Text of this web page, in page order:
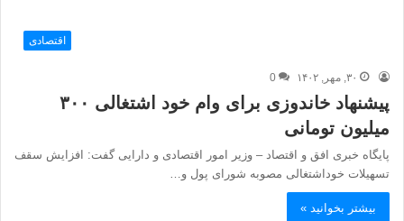
اقتصادی
۳۰, مهر, ۱۴۰۲ 0
پیشنهاد خاندوزی برای وام خود اشتغالی ۳۰۰
میلیون تومانی
پایگاه خبری افق و اقتصاد – وزیر امور اقتصادی و دارایی گفت: افزایش سقف
تسهیلات خوداشتغالی مصوبه شورای پول و…
بیشتر بخوانید »